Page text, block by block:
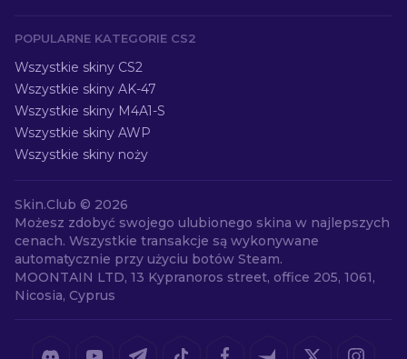
POPULARNE KATEGORIE CS2
Wszystkie skiny CS2
Wszystkie skiny AK-47
Wszystkie skiny M4A1-S
Wszystkie skiny AWP
Wszystkie skiny noży
Skin.Club © 2026
Możesz zdobyć swojego ulubionego skina w najlepszych
cenach. Wszystkie transakcje są wykonywane
automatycznie przy użyciu botów Steam.
MOONTAIN LTD, 13 Kypranoros street, office 205, 1061,
Nicosia, Cyprus